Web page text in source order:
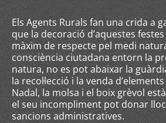
Els Agents Rurals fan una crida a
que la decoració d’aquestes
màxim de respecte pel medi
consciència ciutadana entorn la
natura, no es pot abaixar la
la recol·lecció i la venda
Nadal, la molsa i el boix grèvol
el seu incompliment pot donar
sancions administratives.